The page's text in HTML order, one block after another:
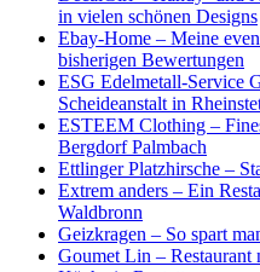
in vielen schönen Designs
Ebay-Home – Meine
bisherigen Bewertungen
ESG Edelmetall-Service
Scheideanstalt in
ESTEEM Clothing –
Bergdorf Palmbach
Ettlinger Platzhirsche –
Extrem anders – Ein
Waldbronn
Geizkragen – So spart
Goumet Lin –